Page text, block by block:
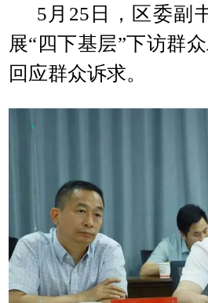
5月25日，区委副
展“四下基层”下访群
回应群众诉求。